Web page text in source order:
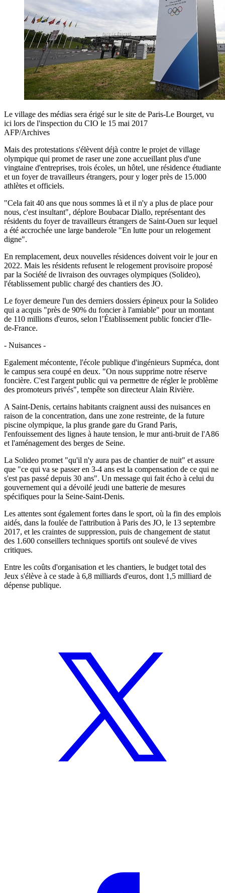
Le village des médias sera érigé sur le site de Paris-Le Bourget, vu
ici lors de l'inspection du CIO le 15 mai 2017
AFP/Archives
Mais des protestations s'élèvent déjà contre le projet de village
olympique qui promet de raser une zone accueillant plus d'une
vingtaine d'entreprises, trois écoles, un hôtel, une résidence étudiante
et un foyer de travailleurs étrangers, pour y loger près de 15.000
athlètes et officiels.
"Cela fait 40 ans que nous sommes là et il n'y a plus de place pour
nous, c'est insultant", déplore Boubacar Diallo, représentant des
résidents du foyer de travailleurs étrangers de Saint-Ouen sur lequel
a été accrochée une large banderole "En lutte pour un relogement
digne".
En remplacement, deux nouvelles résidences doivent voir le jour en
2022. Mais les résidents refusent le relogement provisoire proposé
par la Société de livraison des ouvrages olympiques (Solideo),
l'établissement public chargé des chantiers des JO.
Le foyer demeure l'un des derniers dossiers épineux pour la Solideo
qui a acquis "près de 90% du foncier à l'amiable" pour un montant
de 110 millions d'euros, selon l’Établissement public foncier d'Ile-
de-France.
- Nuisances -
Egalement mécontente, l'école publique d'ingénieurs Supméca, dont
le campus sera coupé en deux. "On nous supprime notre réserve
foncière. C'est l'argent public qui va permettre de régler le problème
des promoteurs privés", tempête son directeur Alain Rivière.
A Saint-Denis, certains habitants craignent aussi des nuisances en
raison de la concentration, dans une zone restreinte, de la future
piscine olympique, la plus grande gare du Grand Paris,
l'enfouissement des lignes à haute tension, le mur anti-bruit de l'A86
et l'aménagement des berges de Seine.
La Solideo promet "qu'il n'y aura pas de chantier de nuit" et assure
que "ce qui va se passer en 3-4 ans est la compensation de ce qui ne
s'est pas passé depuis 30 ans". Un message qui fait écho à celui du
gouvernement qui a dévoilé jeudi une batterie de mesures
spécifiques pour la Seine-Saint-Denis.
Les attentes sont également fortes dans le sport, où la fin des emplois
aidés, dans la foulée de l'attribution à Paris des JO, le 13 septembre
2017, et les craintes de suppression, puis de changement de statut
des 1.600 conseillers techniques sportifs ont soulevé de vives
critiques.
Entre les coûts d'organisation et les chantiers, le budget total des
Jeux s'élève à ce stade à 6,8 milliards d'euros, dont 1,5 milliard de
dépense publique.